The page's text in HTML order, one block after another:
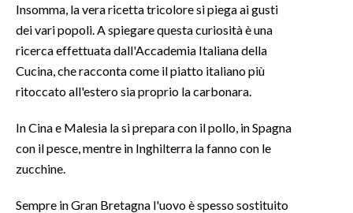
Insomma, la vera ricetta tricolore si piega ai gusti
dei vari popoli. A spiegare questa curiosità è una
ricerca effettuata dall'Accademia Italiana della
Cucina, che racconta come il piatto italiano più
ritoccato all'estero sia proprio la carbonara.
In Cina e Malesia la si prepara con il pollo, in Spagna
con il pesce, mentre in Inghilterra la fanno con le
zucchine.
Sempre in Gran Bretagna l'uovo è spesso sostituito